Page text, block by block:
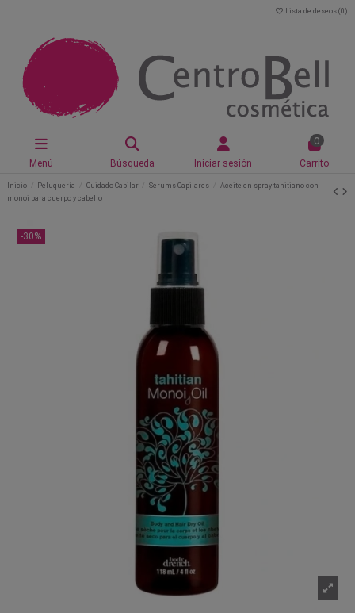
Lista de deseos (0 )
Menú Búsqueda Iniciar sesión
0
Carrito
Inicio Peluquería Cuidado Capilar Serums Capilares
Aceite en spray tahitiano con
monoi para cuerpo y cabello
-30%